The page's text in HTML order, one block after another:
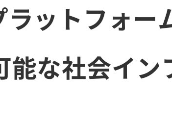
ラットフォー
能な社会イン